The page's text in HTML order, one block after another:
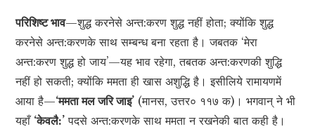
परिशिष्ट भाव—शुद्ध करनेसे अन्त:करण शुद्ध नहीं होता; क्योंकि शुद्ध
करनेसे अन्त:करणके साथ सम्बन्ध बना रहता है। जबतक ‘मेरा
अन्त:करण शुद्ध हो जाय’—यह भाव रहेगा, तबतक अन्त:करणकी शुद्धि
नहीं हो सकती; क्योंकि ममता ही खास अशुद्धि है। इसीलिये रामायणमें
आया है—‘ममता मल जरि जाइ’ (मानस, उत्तर० ११७ क)। भगवान् ने भी
यहाँ ‘केवलै:’ पदसे अन्त:करणके साथ ममता न रखनेकी बात कही है।